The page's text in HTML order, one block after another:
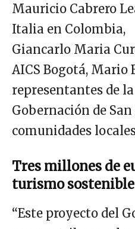
Mauricio Cabrero
Italia en Colombia,
Giancarlo Maria
AICS Bogotá, Mario
representantes de
Gobernación de
comunidades
Tres millones de
turismo sostenible
“Este proyecto del